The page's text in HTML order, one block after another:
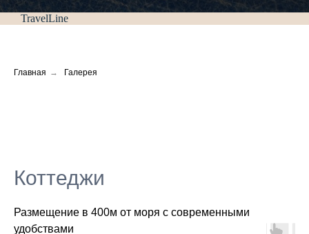
TravelLine
Главная → Галерея
Коттеджи
Размещение в 400м от моря с современными
удобствами